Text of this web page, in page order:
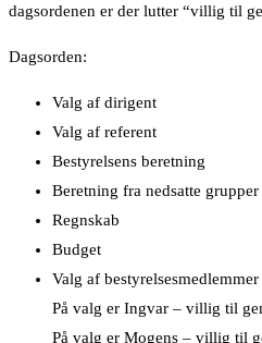
dagsordenen er der lutter “villig til
Dagsorden:
Valg af dirigent
Valg af referent
Bestyrelsens beretning
Beretning fra nedsatte grupper
Regnskab
Budget
Valg af bestyrelsesmedlemmer
På valg er Ingvar – villig til
På valg er Mogens – villig til